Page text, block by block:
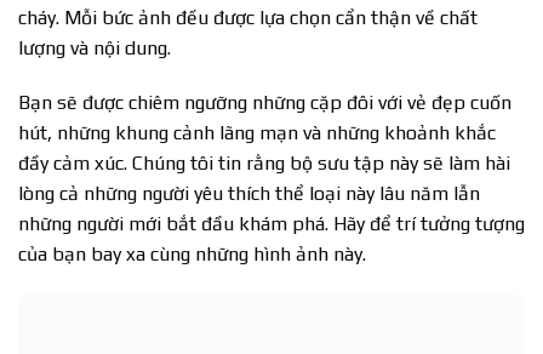
cháy. Mỗi bức ảnh đều được lựa chọn cẩn thận về chất
lượng và nội dung.
Bạn sẽ được chiêm ngưỡng những cặp đôi với vẻ đẹp cuốn
hút, những khung cảnh lãng mạn và những khoảnh khắc
đầy cảm xúc. Chúng tôi tin rằng bộ sưu tập này sẽ làm hài
lòng cả những người yêu thích thể loại này lâu năm lẫn
những người mới bắt đầu khám phá. Hãy để trí tưởng tượng
của bạn bay xa cùng những hình ảnh này.